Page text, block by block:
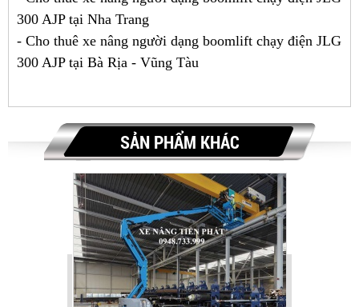
300 AJP tại Nha Trang
- Cho thuê xe nâng người dạng boomlift chạy điện JLG
300 AJP tại Bà Rịa - Vũng Tàu
SẢN PHẨM KHÁC